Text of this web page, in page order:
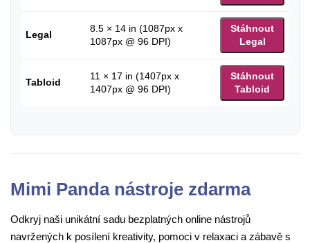
Legal
8.5 × 14 in (1087px x
1087px @ 96 DPI)
Stáhnout
Legal
Tabloid
11 × 17 in (1407px x
1407px @ 96 DPI)
Stáhnout
Tabloid
Mimi Panda nástroje zdarma
Odkryj naši unikátní sadu bezplatných online nástrojů
navržených k posílení kreativity, pomoci v relaxaci a zábavě s